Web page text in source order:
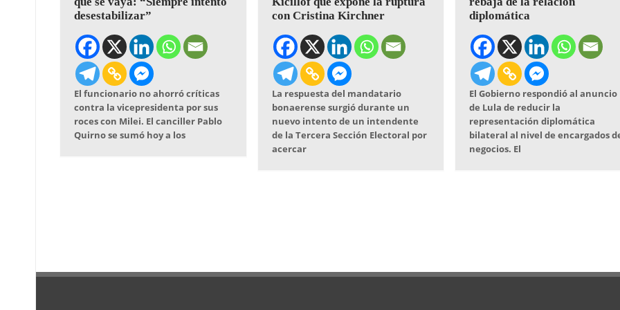
desestabilizar”
El funcionario no ahorró críticas
contra la vicepresidenta por sus
roces con Milei. El canciller Pablo
Quirno se sumó hoy a los
con Cristina Kirchner
La respuesta del mandatario
bonaerense surgió durante un
nuevo intento de un intendente
de la Tercera Sección Electoral por
acercar
diplomática
El Gobierno respondió al anuncio
de Lula de reducir la
representación diplomática
bilateral al nivel de encargados
negocios. El